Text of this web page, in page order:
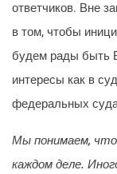
ответчиков. Вне
в том, чтобы
будем рады быть
интересы как в
федеральных
Мы понимаем, что
каждом деле.